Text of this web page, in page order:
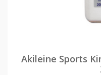
Akileine Sports